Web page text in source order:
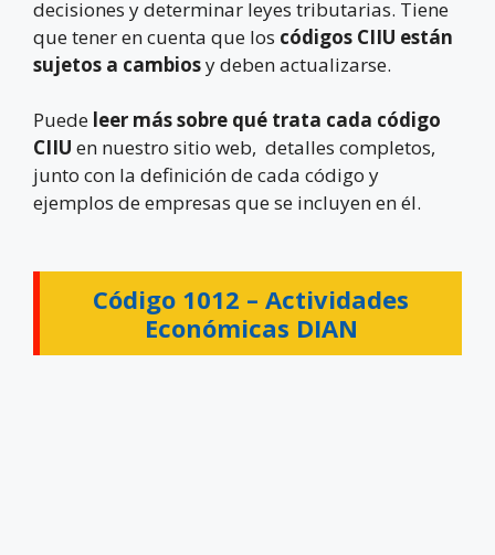
decisiones y determinar leyes tributarias. Tiene
que tener en cuenta que los códigos CIIU están
sujetos a cambiosy deben actualizarse.
Puede leer más sobre qué trata cada código
CIIU en nuestro sitio web, detalles completos,
junto con la definición de cada código y
ejemplos de empresas que se incluyen en él.
Código 1012 – Actividades
Económicas DIAN